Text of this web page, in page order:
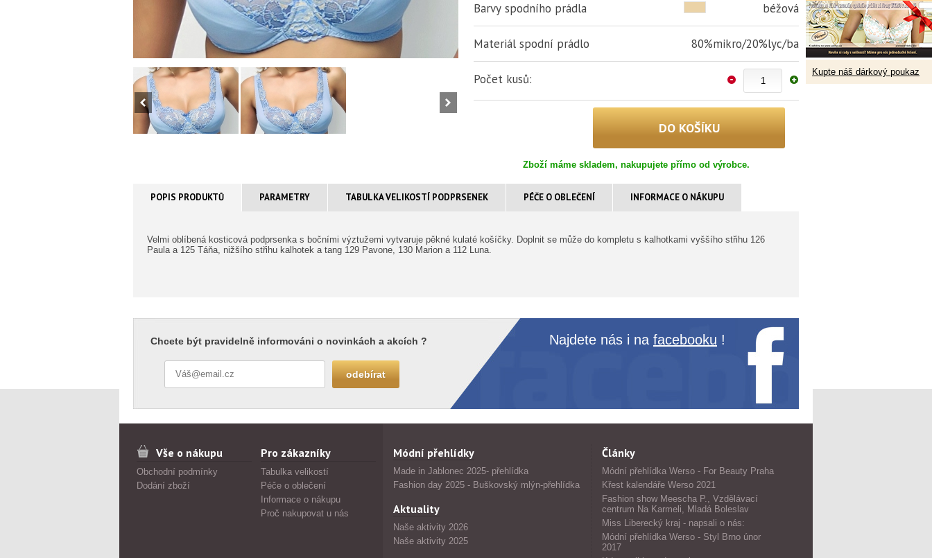
Kupte náš dárkový poukaz
Barvy spodního prádla béžová
Materiál spodní prádlo 80%mikro/20%lyc/ba
Počet kusů:
Zboží máme skladem, nakupujete přímo od výrobce.
POPIS PRODUKTŮ PARAMETRY TABULKA VELIKOSTÍ PODPRSENEK PÉČE O OBLEČENÍ INFORMACE O NÁKUPU
Velmi oblíbená kosticová podprsenka s bočními výztužemi vytvaruje pěkné kulaté košíčky. Doplnit se může do kompletu s kalhotkami vyššího střihu 126
Paula a 125 Táňa, nižšího střihu kalhotek a tang 129 Pavone, 130 Marion a 112 Luna.
Chcete být pravidelně informováni o novinkách a akcích ? Najdete nás i na facebooku !
Vše o nákupu
Obchodní podmínky
Dodání zboží
Pro zákazníky
Tabulka velikostí
Péče o oblečení
Informace o nákupu
Proč nakupovat u nás
Módní přehlídky
Made in Jablonec 2025- přehlídka
Fashion day 2025 - Buškovský mlýn-přehlídka
Aktuality
Naše aktivity 2026
Naše aktivity 2025
Články
Módní přehlídka Werso - For Beauty Praha
Křest kalendáře Werso 2021
Fashion show Meescha P., Vzdělávací
centrum Na Karmeli, Mladá Boleslav
Miss Liberecký kraj - napsali o nás:
Módní přehlídka Werso - Styl Brno únor
2017